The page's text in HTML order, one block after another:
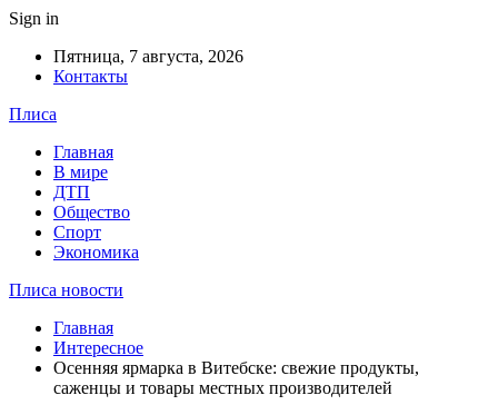
Sign in
Пятница, 7 августа, 2026
Контакты
Плиса
Главная
В мире
ДТП
Общество
Спорт
Экономика
Плиса новости
Главная
Интересное
Осенняя ярмарка в Витебске: свежие продукты,
саженцы и товары местных производителей